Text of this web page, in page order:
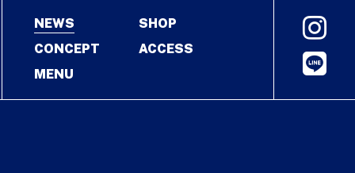
NEWS
CONCEPT
MENU
SHOP
ACCESS